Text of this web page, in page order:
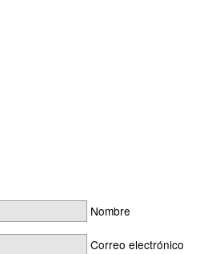
Nombre
Correo electrónico